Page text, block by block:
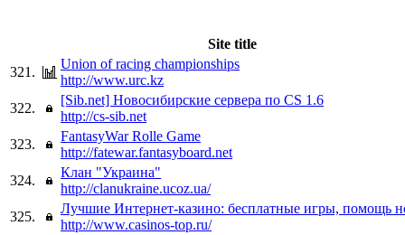
Site title
321.
Union of racing championships
http://www.urc.kz
322.
[Sib.net] Новосибирские сервера по CS 1.6
http://cs-sib.net
323.
FantasyWar Rolle Game
http://fatewar.fantasyboard.net
324.
Клан "Украина"
http://clanukraine.ucoz.ua/
325.
Лучшие Интернет-казино: бесплатные игры, помощь
http://www.casinos-top.ru/